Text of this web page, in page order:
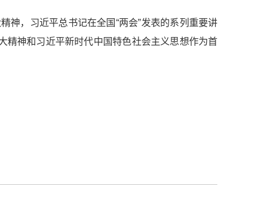
，习近平总书记在全国“两会”发表的系列重要讲
精神和习近平新时代中国特色社会主义思想作为首